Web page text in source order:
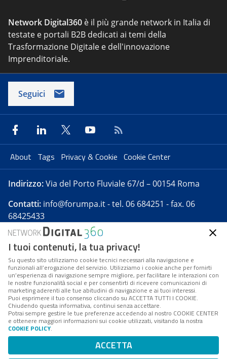
Network Digital360 è il più grande network in Italia di
testate e portali B2B dedicati ai temi della
Trasformazione Digitale e dell'innovazione
Imprenditoriale.
Seguici
About Tags Privacy & Cookie Cookie Center
Indirizzo:Via del Porto Fluviale 67/d – 00154 Roma
Contatti: info@forumpa.it- tel. 06 684251 - fax. 06
68425433
Forumpa.itè una pubblicazione telematica iscritta
presso Registro della stampa del Tribunale di Roma -
Reg. n. 182 del 2 maggio 2008 - Direttore resp. Michela
Stentella
FPA s.r.l. è società soggetta a Direzione e
Coordinamento da parte di Digital360 S.p.A. - FPA s.r.l.
è un'azienda certificata per il sistema di management
Codice Fiscale/Partita IVA n. 10693191008 - R.E.A. Roma
n. 1249791. ISP AWS
I tuoi contenuti, la tua privacy!
Su questo sito utilizziamo cookie tecnici necessari alla navigazione e
funzionali all’erogazione del servizio. Utilizziamo i cookie anche per fornirti
un’esperienza di navigazione sempre migliore, per facilitare le interazioni con
le nostre funzionalità social e per consentirti di ricevere comunicazioni di
marketing aderenti alle tue abitudini di navigazione e ai tuoi interessi.
Puoi esprimere il tuo consenso cliccando su ACCETTA TUTTI I COOKIE.
Chiudendo questa informativa, continui senza accettare.
Potrai sempre gestire le tue preferenze accedendo al nostro COOKIE CENTER
e ottenere maggiori informazioni sui cookie utilizzati, visitando la nostra
COOKIE POLICY.
ACCETTA